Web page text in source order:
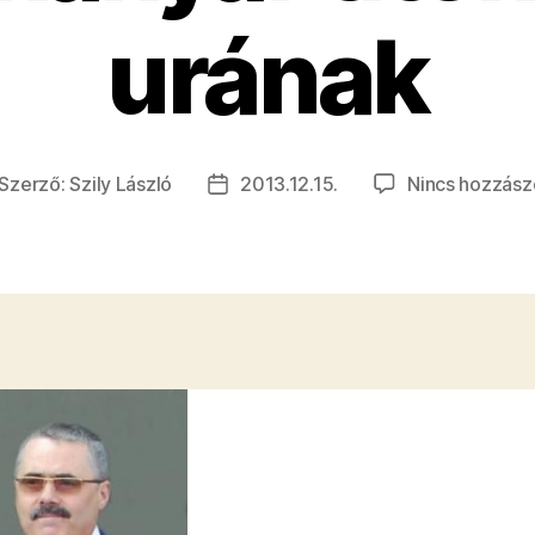
urának
Szily László
Bejegyzés
2013.12.15. Nincs